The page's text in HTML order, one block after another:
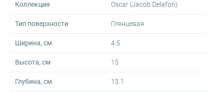
Коллекция Oscar (Jacob Delafon)
Тип поверхности Глянцевая
Ширина, см 4.5
Высота, см 15
Глубина, см 13.1